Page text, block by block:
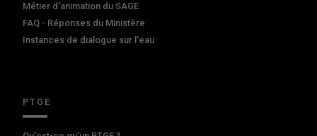
Métier d'animation du SAGE
FAQ - Réponses du Ministère
Instances de dialogue sur l'eau
PTGE